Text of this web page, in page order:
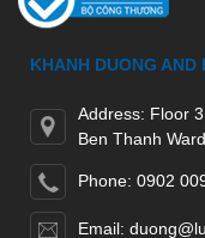
KHANH DUONG AND
Address: Floor
Ben Thanh
Phone: 0902
Email: